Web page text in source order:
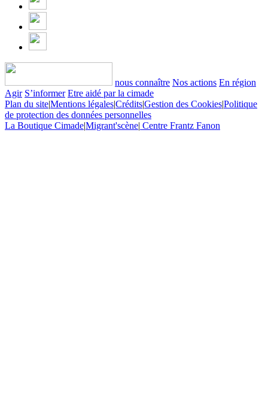
nous connaître Nos actions En région
Agir S’informer Etre aidé par la cimade
Plan du site|Mentions légales|Crédits|Gestion des Cookies|Politique
de protection des données personnelles
La Boutique Cimade|Migrant'scène| Centre Frantz Fanon